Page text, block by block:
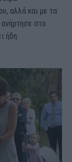
αλλά και με τα
στο
ήδη